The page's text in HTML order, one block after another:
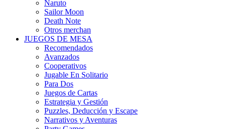
Naruto
Sailor Moon
Death Note
Otros merchan
JUEGOS DE MESA
Recomendados
Avanzados
Cooperativos
Jugable En Solitario
Para Dos
Juegos de Cartas
Estrategia y Gestión
Puzzles, Deducción y Escape
Narrativos y Aventuras